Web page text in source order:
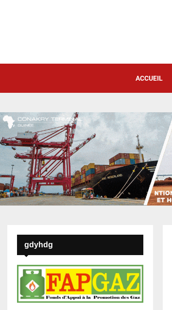
ACCUEIL
gdyhdg